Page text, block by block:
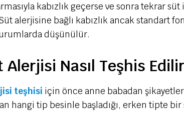
kabızlık geçerse ve sonra tekrar
alerjisine bağlı kabızlık ancak standart
düşünülür.
Nasıl Teşhis
teşhisi için önce anne babadan
hangi tip besinle başladığı, erken tipte